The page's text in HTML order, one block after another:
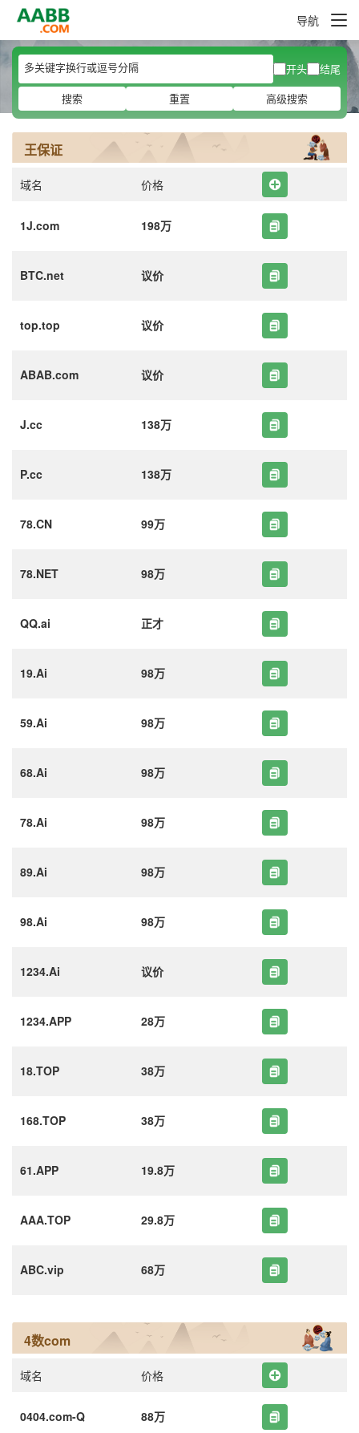
导航
开头
结尾
搜索
重置 高级搜索
王保证
域名 价格
1J.com 198万
BTC.net 议价
top.top 议价
ABAB.com 议价
J.cc 138万
P.cc 138万
78.CN 99万
78.NET 98万
QQ.ai 正才
19.Ai 98万
59.Ai 98万
68.Ai 98万
78.Ai 98万
89.Ai 98万
98.Ai 98万
1234.Ai 议价
1234.APP 28万
18.TOP 38万
168.TOP 38万
61.APP 19.8万
AAA.TOP 29.8万
ABC.vip 68万
4数com
域名 价格
0404.com-Q 88万